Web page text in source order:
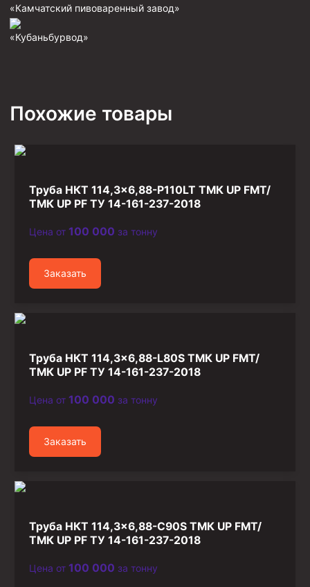
Фрезеры пилотные
Райберы конусные
Ключи
Колокола ловильные
Быстроразъёмные соединения (БРС)
Стропы
Стропы цепные
Канаты стальные
«Камчатский пивоваренный завод»
«Кубаньбурвод»
Похожие товары
Труба НКТ 114,3×6,88-P110LT ТМК UP FMT/
ТМК UP PF ТУ 14-161-237-2018
Цена от 100 000 за тонну
Заказать
Труба НКТ 114,3×6,88-L80S ТМК UP FMT/
ТМК UP PF ТУ 14-161-237-2018
Цена от 100 000 за тонну
Заказать
Труба НКТ 114,3×6,88-C90S ТМК UP FMT/
ТМК UP PF ТУ 14-161-237-2018
Цена от 100 000 за тонну